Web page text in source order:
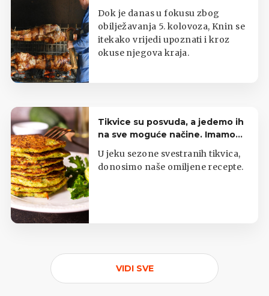
Dok je danas u fokusu zbog
obilježavanja 5. kolovoza, Knin se
itekako vrijedi upoznati i kroz
okuse njegova kraja.
Tikvice su posvuda, a jedemo ih
na sve moguće načine. Imamo
top listu
U jeku sezone svestranih tikvica,
donosimo naše omiljene recepte.
VIDI SVE